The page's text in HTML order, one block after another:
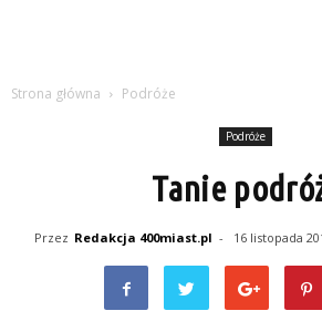
Strona główna Podróże
Podróże
Tanie
Przez Redakcja 400miast.pl - 16 listopada